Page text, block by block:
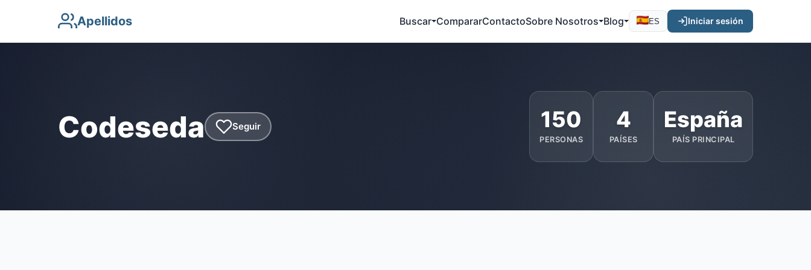
Apellidos Buscar CompararContactoSobre Nosotros Blog ES Iniciar sesión
Codeseda Seguir 150
PERSONAS
4
PAÍSES
España
PAÍS PRINCIPAL